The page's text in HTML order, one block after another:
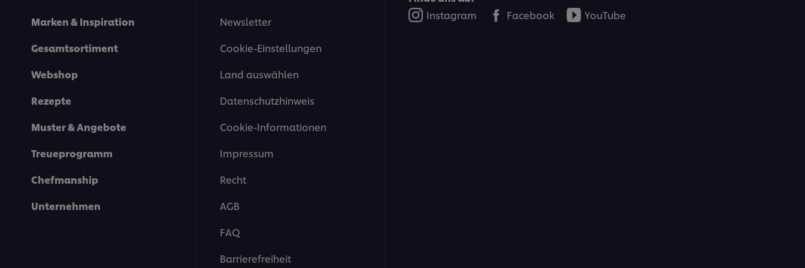
Marken & Inspiration
Gesamtsortiment
Webshop
Rezepte
Muster & Angebote
Treueprogramm
Chefmanship
Unternehmen
Newsletter
Cookie-Einstellungen
Land auswählen
Datenschutzhinweis
Cookie-Informationen
Impressum
Recht
AGB
FAQ
Barrierefreiheit
Instagram
Facebook YouTube